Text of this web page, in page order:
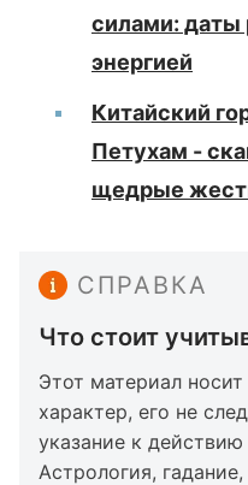
силами: даты
энергией
Китайский
Петухам -
щедрые
СПРАВКА
Что стоит
Этот материал
характер, его не
указание к
Астрология,